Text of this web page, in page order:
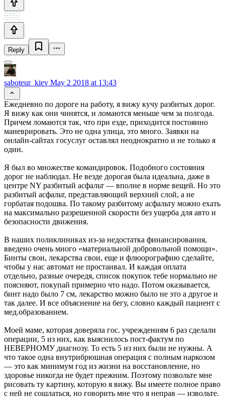
Reply
saboteur_kiev May 2 2018 at 13:43
Ежедневно по дороге на работу, я вижу кучу разбитых дорог.
Я вижу как они чинятся, и ломаются меньше чем за полгода.
Причем ломаются так, что при езде, приходится постоянно
маневрировать. Это не одна улица, это много. Заявки на
онлайн-сайтах госуслуг оставлял неоднократно и не только я
один.
Я был во множестве командировок. Подобного состояния
дорог не наблюдал. Не везде дорогая была идеальна, даже в
центре NY разбитый асфальт — вполне в норме вещей. Но это
разбитый асфальт, представляющий верхний слой, а не
горбатая подошва. По такому разбитому асфальту можно ехать
на максимально разрешенной скорости без ущерба для авто и
безопасности движения.
В наших поликлиниках из-за недостатка финансирования,
введено очень много «материальной добровольной помощи».
Бинты свои, лекарства свои, еще и флюорографию сделайте,
чтобы у нас автомат не простаивал. И каждая оплата
отдельно, разные очередя, список покупок тебе нормально не
поясняют, покупай примерно что надо. Потом оказывается,
бинт надо было 7 см, лекарство можно было не это а другое и
так далее. И все объяснение на бегу, словно каждый пациент с
мед.образованием.
Моей маме, которая доверяла гос. учреждениям 6 раз сделали
операции, 5 из них, как выяснилось пост-фактум по
НЕВЕРНОМУ диагнозу. То есть 5 из них были не нужны. А
что такое одна внутрибрюшная операция с полным наркозом
— это как минимум год из жизни на восстановление, но
здоровье никогда не будет прежним. Поэтому позвольте мне
рисовать ту картину, которую я вижу. Вы имеете полное право
с ней не сошлаться, но говорить мне что я неправ — извольте.